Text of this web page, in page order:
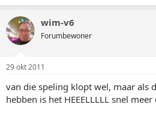
wim-v6
Forumbewoner
29 okt 2011
van die speling klopt wel, maar als
hebben is het HEEELLLLL snel